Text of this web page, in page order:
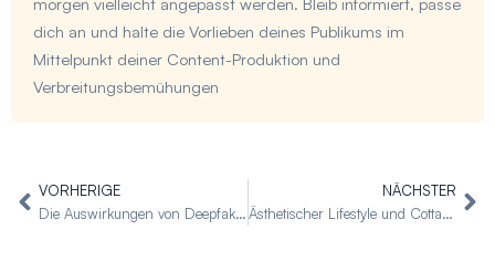
dich an und halte die Vorlieben deines Publikums im
Mittelpunkt deiner Content-Produktion und
Verbreitungsbemühungen
Zurück
VORHERIGE
Die Auswirkungen von Deepfakes auf Soziale Medien: Die schockierenden Wahrheiten über Deepfakes
NÄCHSTER
Ästhetischer Lifestyle und Cottagecore-Trends in den sozialen Medien